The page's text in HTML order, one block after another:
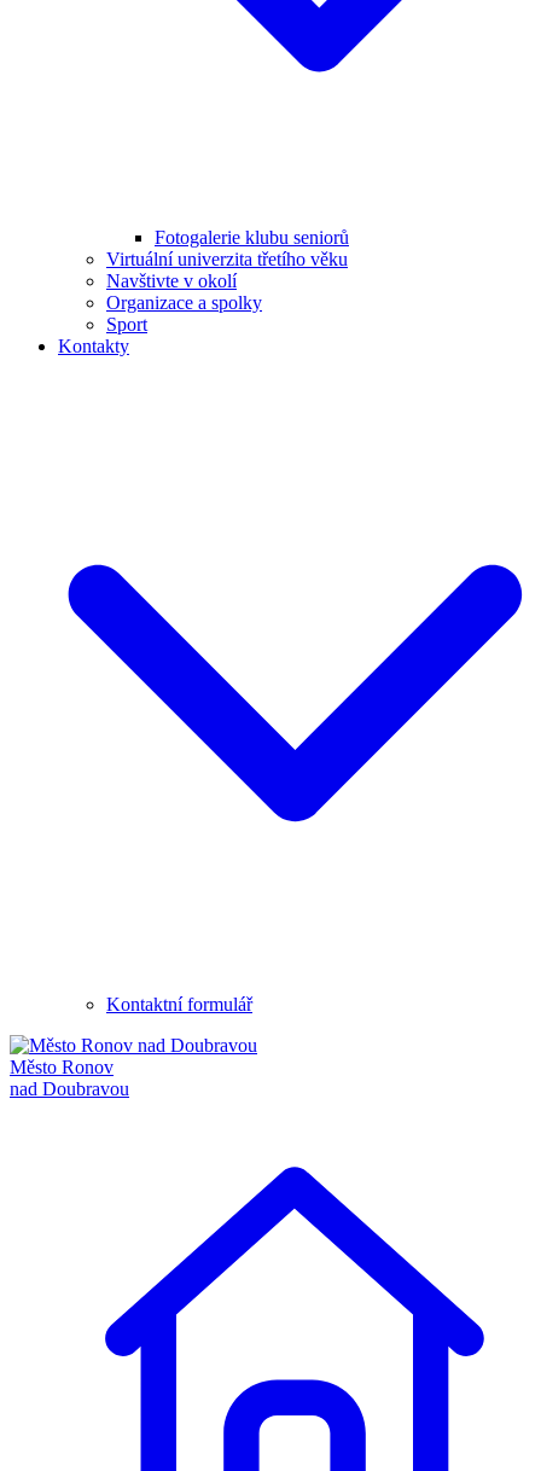
Fotogalerie klubu seniorů
Virtuální univerzita třetího věku
Navštivte v okolí
Organizace a spolky
Sport
Kontakty
Kontaktní formulář
Město Ronov
nad Doubravou